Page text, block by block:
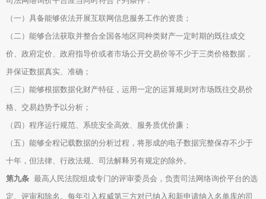
（一）具备能够依法开展互联网信息服务工作的资质；
（二）能够合法获取并整合全国各地区同种类财产一定时期的既往成交
价、政府定价、政府指导价或者市场公开交易价等不少于三类价格数据，
并保证数据真实、准确；
（三）能够根据数据化财产特征，运用一定的运算规则对市场既往交易价
格、交易趋势予以分析；
（四）程序运行规范、系统安全高效、服务质优价廉；
（五）能够全程记载数据的分析过程，将形成的电子数据完整保存不少于
十年，但法律、行政法规、司法解释另有规定的除外。
第九条 最高人民法院组成专门的评审委员会，负责司法网络询价平台的选
定、评审和除名。每年引入权威第三方对已纳入和新申请纳入名单库的司